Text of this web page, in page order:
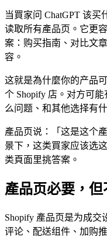
当買家问 ChatGPT 该
读取所有產品页。它更
案：购买指南、对比文
容。
这就是為什麼你的产品
个 Shopify 店。对方可
么问题、和其他选择有
產品页说：「这是这个
景下，这类買家应该选
类頁面里挑答案。
產品页必要，但
Shopify 產品页是为成交
评论、配送组件、加购